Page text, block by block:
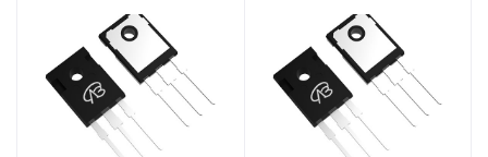
SOT23-3
SC70-3
4A
8A